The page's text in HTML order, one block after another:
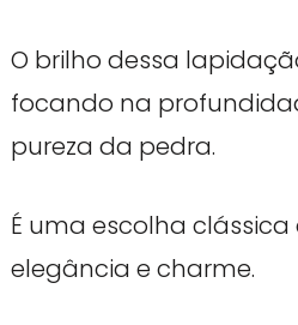
O brilho dessa
focando na
pureza da pedra.
É uma escolha clássica
elegância e charme.